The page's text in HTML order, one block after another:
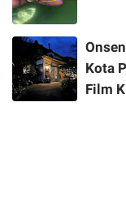
Kota
Film